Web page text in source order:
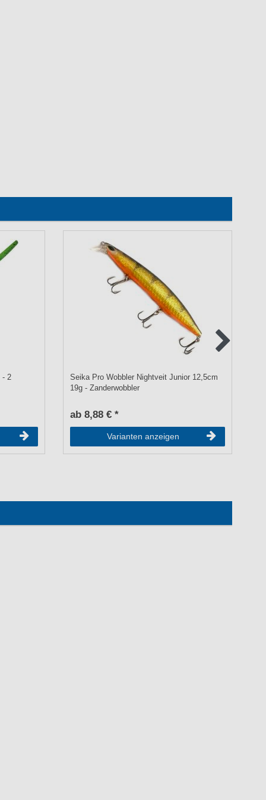
- 2
Seika Pro Wobbler Nightveit Junior 12,5cm
19g - Zanderwobbler
ab 8,88 € *
Varianten anzeigen